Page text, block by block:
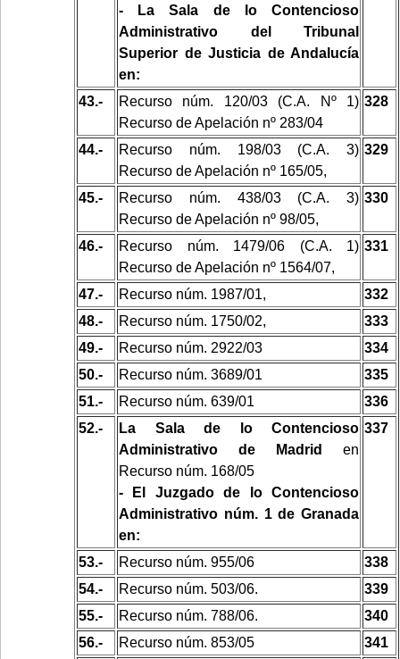
- La Sala de lo Contencioso
Administrativo del Tribunal
Superior de Justicia de Andalucía
en:
43.-
Recurso núm. 120/03 (C.A. Nº 1)
Recurso de Apelación nº 283/04
328
44.-
Recurso núm. 198/03 (C.A. 3)
Recurso de Apelación nº 165/05,
329
45.-
Recurso núm. 438/03 (C.A. 3)
Recurso de Apelación nº 98/05,
330
46.-
Recurso núm. 1479/06 (C.A. 1)
Recurso de Apelación nº 1564/07,
331
47.- Recurso núm. 1987/01,
332
48.-
Recurso núm. 1750/02,
333
49.-
Recurso núm. 2922/03
334
50.-
Recurso núm. 3689/01
335
51.-
Recurso núm. 639/01
336
52.-
La Sala de lo Contencioso
Administrativo de Madrid en
Recurso núm. 168/05
- El Juzgado de lo Contencioso
Administrativo núm. 1 de Granada
en:
337
53.- Recurso núm. 955/06
338
54.-
Recurso núm. 503/06.
339
55.-
Recurso núm. 788/06.
340
56.-
Recurso núm. 853/05 341